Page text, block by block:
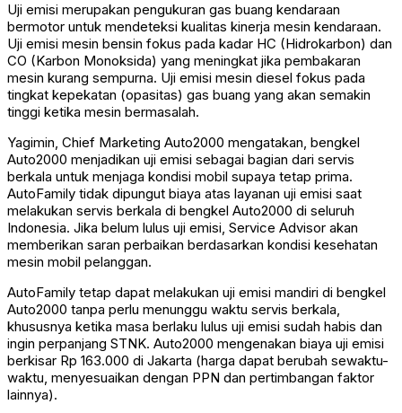
Uji emisi merupakan pengukuran gas buang kendaraan
bermotor untuk mendeteksi kualitas kinerja mesin kendaraan.
Uji emisi mesin bensin fokus pada kadar HC (Hidrokarbon) dan
CO (Karbon Monoksida) yang meningkat jika pembakaran
mesin kurang sempurna. Uji emisi mesin diesel fokus pada
tingkat kepekatan (opasitas) gas buang yang akan semakin
tinggi ketika mesin bermasalah.
Yagimin, Chief Marketing Auto2000 mengatakan, bengkel
Auto2000 menjadikan uji emisi sebagai bagian dari servis
berkala untuk menjaga kondisi mobil supaya tetap prima.
AutoFamily tidak dipungut biaya atas layanan uji emisi saat
melakukan servis berkala di bengkel Auto2000 di seluruh
Indonesia. Jika belum lulus uji emisi, Service Advisor akan
memberikan saran perbaikan berdasarkan kondisi kesehatan
mesin mobil pelanggan.
AutoFamily tetap dapat melakukan uji emisi mandiri di bengkel
Auto2000 tanpa perlu menunggu waktu servis berkala,
khususnya ketika masa berlaku lulus uji emisi sudah habis dan
ingin perpanjang STNK. Auto2000 mengenakan biaya uji emisi
berkisar Rp 163.000 di Jakarta (harga dapat berubah sewaktu-
waktu, menyesuaikan dengan PPN dan pertimbangan faktor
lainnya).